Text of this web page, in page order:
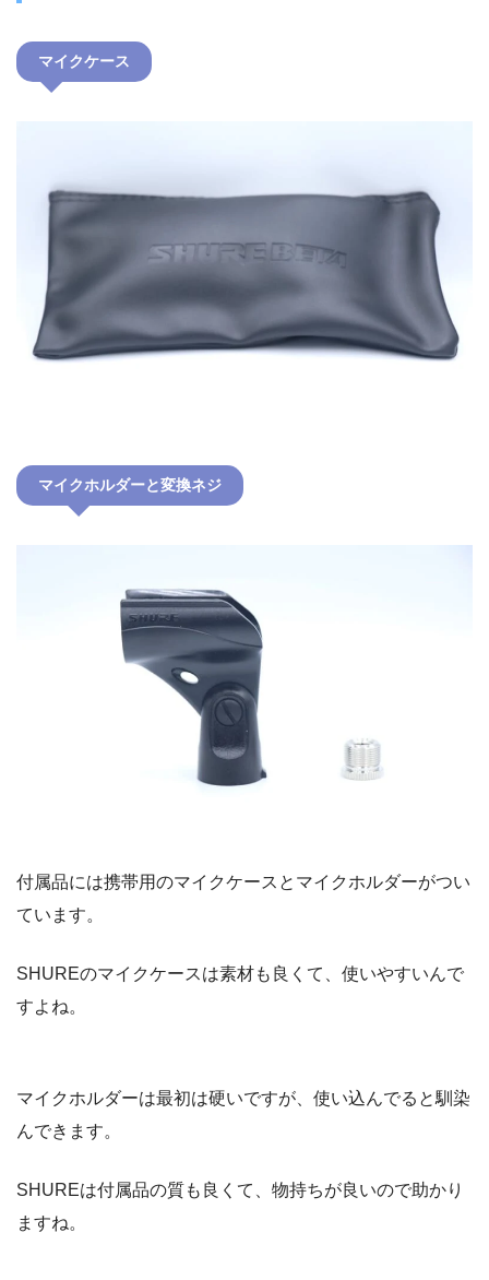
マイクケース
マイクホルダーと変換ネジ
付属品には携帯用のマイクケースとマイクホルダーがつい
ています。
SHUREのマイクケースは素材も良くて、使いやすいんで
すよね。
マイクホルダーは最初は硬いですが、使い込んでると馴染
んできます。
SHUREは付属品の質も良くて、物持ちが良いので助かり
ますね。